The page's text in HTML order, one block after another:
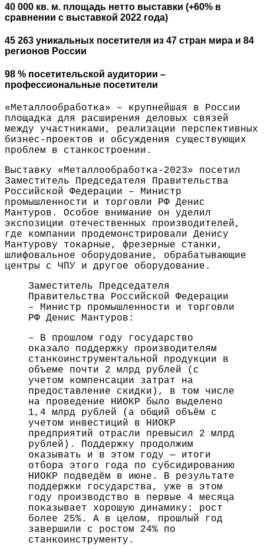
40 000 кв. м. площадь нетто выставки (+60% в
сравнении с выставкой 2022 года)
45 263 уникальных посетителя из 47 стран мира и 84
регионов России
98 % посетительской аудитории –
профессиональные посетители
«Металлообработка» – крупнейшая в России
площадка для расширения деловых связей
между участниками, реализации перспективных
бизнес-проектов и обсуждения существующих
проблем в станкостроении.
Выставку «Металлообработка-2023» посетил
Заместитель Председателя Правительства
Российской Федерации – Министр
промышленности и торговли РФ Денис
Мантуров. Особое внимание он уделил
экспозиции отечественных производителей,
где компании продемонстрировали Денису
Мантурову токарные, фрезерные станки,
шлифовальное оборудование, обрабатывающие
центры с ЧПУ и другое оборудование.
Заместитель Председателя
Правительства Российской Федерации
– Министр промышленности и торговли
РФ Денис Мантуров:
– В прошлом году государство
оказало поддержку производителям
станкоинструментальной продукции в
объеме почти 2 млрд рублей (с
учетом компенсации затрат на
предоставление скидки), в том числе
на проведение НИОКР было выделено
1,4 млрд рублей (а общий объём с
учетом инвестиций в НИОКР
предприятий отрасли превысил 2 млрд
рублей). Поддержку продолжим
оказывать и в этом году — итоги
отбора этого года по субсидированию
НИОКР подведём в июне. В результате
поддержки государства, уже в этом
году производство в первые 4 месяца
показывает хорошую динамику: рост
более 25%. А в целом, прошлый год
завершили с ростом 24% по
станкоинструменту.